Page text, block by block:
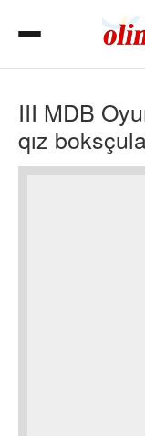
III MDB
qız